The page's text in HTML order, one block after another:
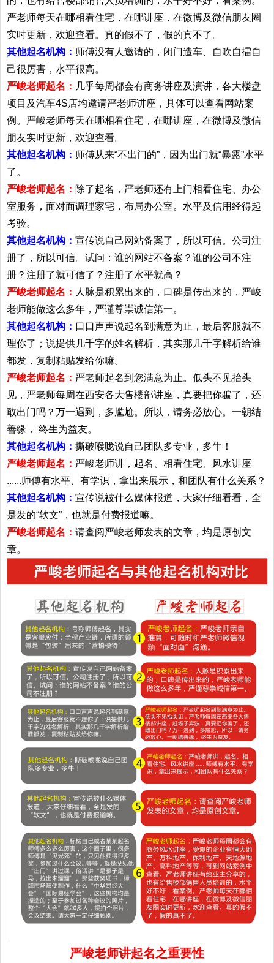
严老师每天在哪相看住宅，在哪讲座，在微博及微信朋友圈
实时更新，欢迎查看。真的假不了，假的真不了。
其他起名机构： 师傅没有人邀请的，闭门造车、自吹自擂自
己很厉害，水平很高。
严峻老师起名： 几乎每周都会有商务讲座及演讲，各大楼盘
项目及汽车4S店均邀请严老师讲座，具体可以查看网站案
例。严峻老师每天在哪相看住宅，在哪讲座，在微博及微信
朋友实时更新，欢迎查看。
其他起名机构： 师傅从来“不出门的”，因为出门就“暴露”水平
了。
严峻老师起名： 除了起名，严老师还有上门相看住宅、办公
室服务，面对面调理家宅，布局办公室。水平及信用经得起
考验。
其他起名机构： 宣传说自己网站备案了，所以可信。公司注
册了，所以可信。试问：谁的网站不备案？谁的公司不注
册？注册了就可信了？注册了水平就高？
严峻老师起名： 人脉是积累出来的，口碑是传出来的，严峻
老师能做这么多年，严谨尊崇诚信第一。
其他起名机构： 口口声声说起名到满意为止，最后客服就不
理你了；说提供几千字的姓名解析，其实那几千字解析给谁
都发，复制粘贴发给你嘛。
严峻老师起名： 严老师起名到您满意为止。低头不见抬头
见，严老师每周在西安各大售楼部讲座，真要把你骗了，还
敢出门吗？万一遇到，多尴尬。所以，请务必放心。一朝结
善缘， 终生为益友。
其他起名机构： 撕破喉咙说自己团队多专业，多牛！
严峻老师起名： 严峻老师讲，起名、相看住宅、风水讲座
......师傅有水平、有学识，拿出来展示，和团队有什么关系？
其他起名机构： 宣传说被什么媒体报道，大家仔细看看，全
是发的“软文”，也就是付费报道嘛。
严峻老师起名： 请查阅严峻老师发表的文章，均是原创文
章。
严峻老师讲起名之重要性